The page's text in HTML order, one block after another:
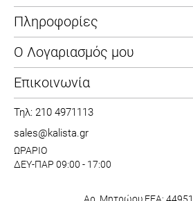
Πληροφορίες
Ο Λογαριασμός μου
Επικοινωνία
Τηλ: 210 4971113
sales@kalista.gr
ΩΡΑΡΙΟ
ΔΕΥ-ΠΑΡ 09:00 - 17:00